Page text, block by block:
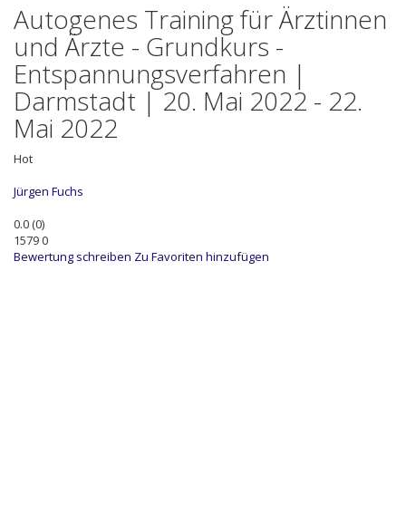
Autogenes Training für Ärztinnen
und Ärzte - Grundkurs -
Entspannungsverfahren |
Darmstadt | 20. Mai 2022 - 22.
Mai 2022
Hot
Jürgen Fuchs
0.0(0)
15790
Bewertung schreiben Zu Favoriten hinzufügen